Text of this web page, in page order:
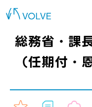
総務省・課
（任期付・